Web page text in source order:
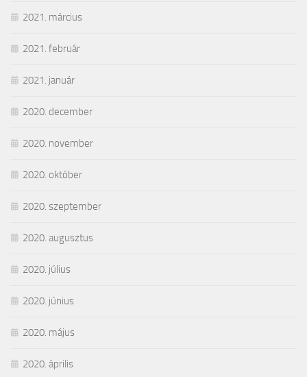
2021. március
2021. február
2021. január
2020. december
2020. november
2020. október
2020. szeptember
2020. augusztus
2020. július
2020. június
2020. május
2020. április